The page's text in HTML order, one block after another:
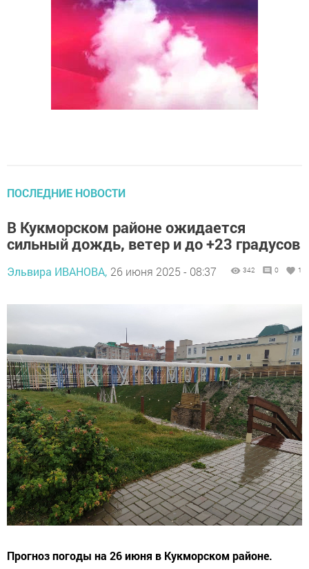
ПОСЛЕДНИЕ НОВОСТИ
В Кукморском районе ожидается
сильный дождь, ветер и до +23 градусов
Эльвира ИВАНОВА, 26 июня 2025 - 08:37 342 0 1
Прогноз погоды на 26 июня в Кукморском районе.